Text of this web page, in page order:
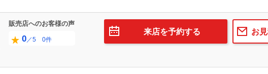
販売店へのお客様の声
0／5 0件
お
来店を予約する